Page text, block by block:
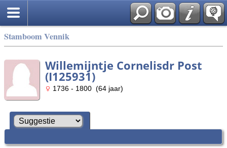
Stamboom Vennik
Willemijntje Cornelisdr Post
(I125931)
1736 - 1800 (64 jaar)